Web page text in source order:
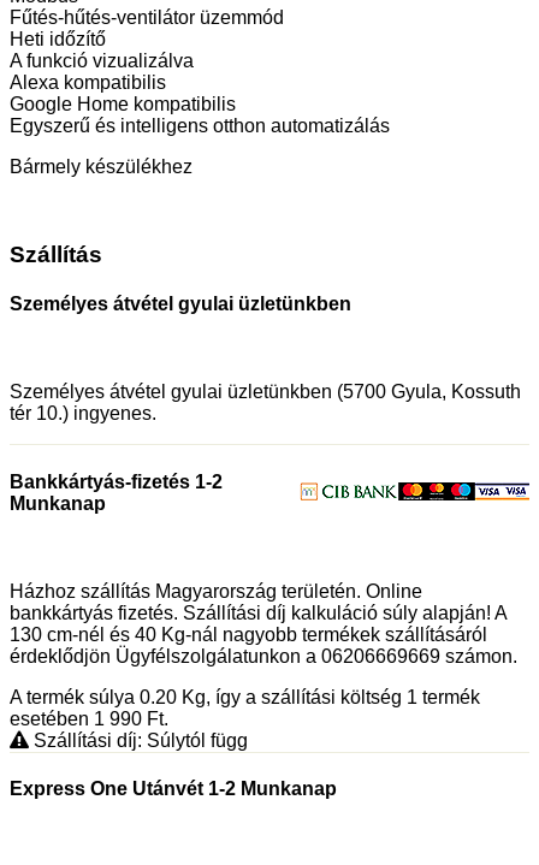
Fűtés-hűtés-ventilátor üzemmód
Heti időzítő
A funkció vizualizálva
Alexa kompatibilis
Google Home kompatibilis
Egyszerű és intelligens otthon automatizálás
Bármely készülékhez
Szállítás
Személyes átvétel gyulai üzletünkben
Személyes átvétel gyulai üzletünkben (5700 Gyula, Kossuth
tér 10.) ingyenes.
Bankkártyás-fizetés 1-2
Munkanap
Házhoz szállítás Magyarország területén. Online
bankkártyás fizetés. Szállítási díj kalkuláció súly alapján! A
130 cm-nél és 40 Kg-nál nagyobb termékek szállításáról
érdeklődjön Ügyfélszolgálatunkon a 06206669669 számon.
A termék súlya 0.20 Kg, így a szállítási költség 1 termék
esetében 1 990 Ft.
Szállítási díj: Súlytól függ
Express One Utánvét 1-2 Munkanap